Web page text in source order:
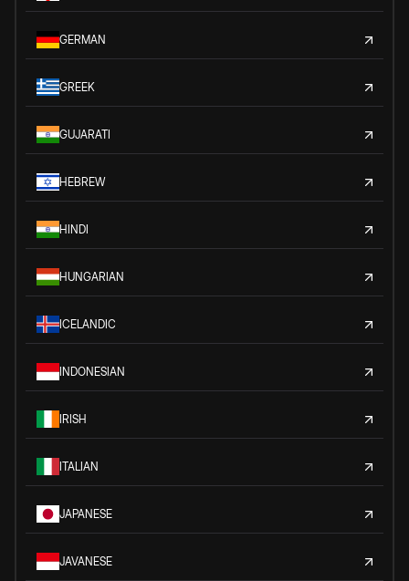
GERMAN
GREEK
GUJARATI
HEBREW
HINDI
HUNGARIAN
ICELANDIC
INDONESIAN
IRISH
ITALIAN
JAPANESE
JAVANESE